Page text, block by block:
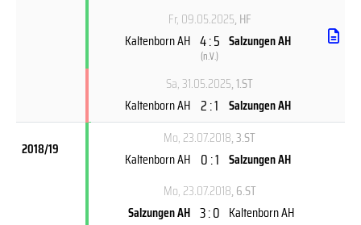
Fr, 09.05.2025, HF
Kaltenborn AH 4 : 5
(n.V.)
Salzungen AH
Sa, 31.05.2025, 1.ST
Kaltenborn AH 2 : 1 Salzungen AH
2018/19
Mo, 23.07.2018, 3.ST
Kaltenborn AH 0 : 1 Salzungen AH
Mo, 23.07.2018, 6.ST
Salzungen AH 3 : 0 Kaltenborn AH